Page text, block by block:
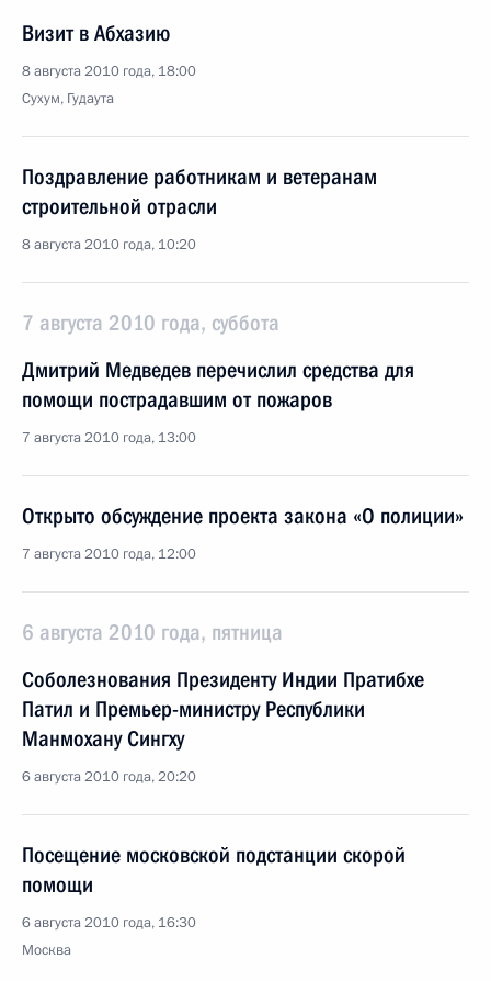
Визит в Абхазию
8 августа 2010 года, 18:00
Сухум, Гудаута
Поздравление работникам и ветеранам
строительной отрасли
8 августа 2010 года, 10:20
7 августа 2010 года, суббота
Дмитрий Медведев перечислил средства для
помощи пострадавшим от пожаров
7 августа 2010 года, 13:00
Открыто обсуждение проекта закона «О полиции»
7 августа 2010 года, 12:00
6 августа 2010 года, пятница
Соболезнования Президенту Индии Пратибхе
Патил и Премьер-министру Республики
Манмохану Сингху
6 августа 2010 года, 20:20
Посещение московской подстанции скорой
помощи
6 августа 2010 года, 16:30
Москва